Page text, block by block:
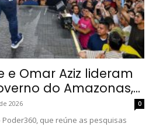
e Omar Aziz lideram
do Amazonas,...
2026 0
que reúne as pesquisas